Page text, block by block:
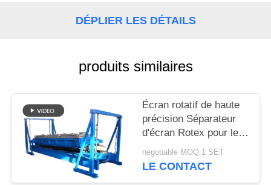
DEMANDEZ
DU
SITE
PRIVACY
DÉPLIER LES DÉTAILS
produits similaires
Écran rotatif de haute
précision Séparateur
d'écran Rotex pour le
dépistage du sable de
silice
negotiable MOQ:1 SET
LE CONTACT